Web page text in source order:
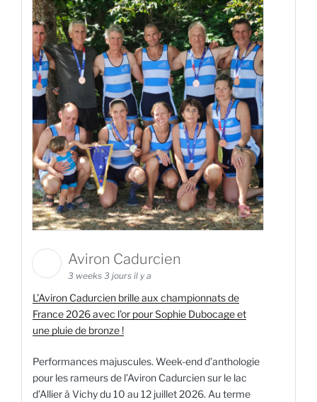
Aviron Cadurcien
3 weeks 3 jours il y a
L’Aviron Cadurcien brille aux championnats de
France 2026 avec l'or pour Sophie Dubocage et
une pluie de bronze !
Performances majuscules. Week-end d’anthologie
pour les rameurs de l’Aviron Cadurcien sur le lac
d’Allier à Vichy du 10 au 12 juillet 2026. Au terme